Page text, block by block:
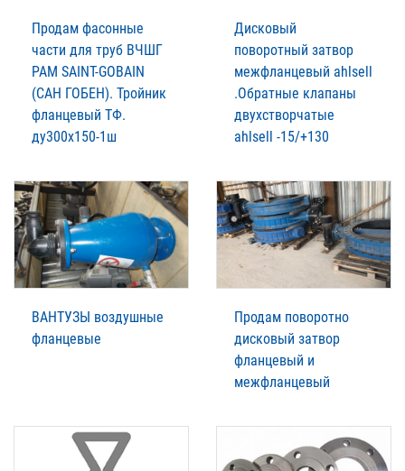
Продам фасонные
части для труб ВЧШГ
РАМ SAINT-GOBAIN
(САН ГОБЕН). Тройник
фланцевый ТФ.
ду300х150-1ш
Дисковый
поворотный затвор
межфланцевый ahlsell
.Обратные клапаны
двухстворчатые
ahlsell -15/+130
ВАНТУЗЫ воздушные
фланцевые
Продам поворотно
дисковый затвор
фланцевый и
межфланцевый